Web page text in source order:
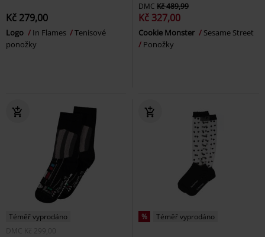
Kč 279,00
Logo In Flames
Tenisové
ponožky
DMC Kč 489,99
Kč 327,00
Cookie Monster
Sesame Street
Ponožky
Téměř vyprodáno
DMC
Kč 299,00
% Téměř vyprodáno